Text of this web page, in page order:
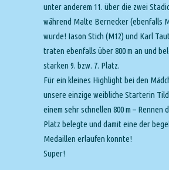
unter anderem 11. über die zwei
während Malte Bernecker (ebenfalls
wurde! Iason Stich (M12) und Karl
traten ebenfalls über 800 m an und
starken 9. bzw. 7. Platz.
Für ein kleines Highlight bei den
unsere einzige weibliche Starterin
einem sehr schnellen 800 m – Rennen
Platz belegte und damit eine der
Medaillen erlaufen konnte!
Super!